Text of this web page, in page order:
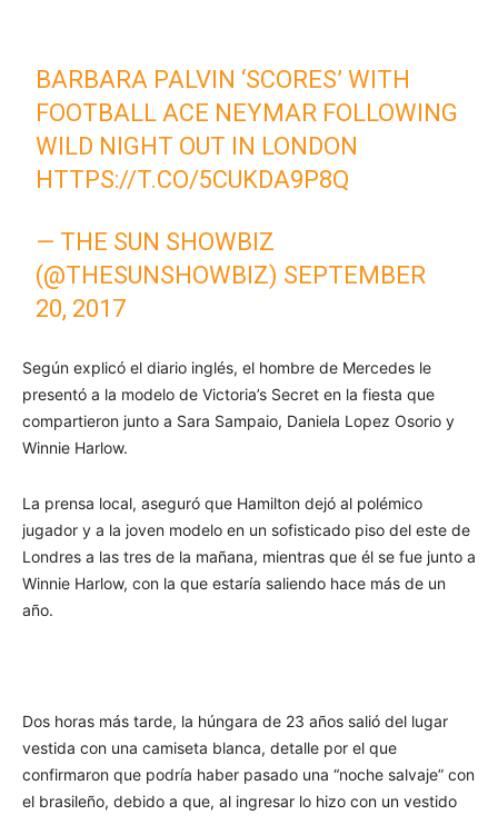
BARBARA PALVIN ‘SCORES’ WITH
FOOTBALL ACE NEYMAR FOLLOWING
WILD NIGHT OUT IN LONDON
HTTPS://T.CO/5CUKDA9P8Q
— THE SUN SHOWBIZ
(@THESUNSHOWBIZ) SEPTEMBER
20, 2017
Según explicó el diario inglés, el hombre de Mercedes le
presentó a la modelo de Victoria’s Secret en la fiesta que
compartieron junto a Sara Sampaio, Daniela Lopez Osorio y
Winnie Harlow.
La prensa local, aseguró que Hamilton dejó al polémico
jugador y a la joven modelo en un sofisticado piso del este de
Londres a las tres de la mañana, mientras que él se fue junto a
Winnie Harlow, con la que estaría saliendo hace más de un
año.
Dos horas más tarde, la húngara de 23 años salió del lugar
vestida con una camiseta blanca, detalle por el que
confirmaron que podría haber pasado una “noche salvaje” con
el brasileño, debido a que, al ingresar lo hizo con un vestido